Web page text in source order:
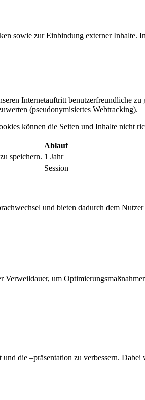
sowie zur Einbindung externer Inhalte.
Internetauftritt benutzerfreundliche
(pseudonymisiertes Webtracking).
können die Seiten und Inhalte nicht
Ablauf
speichern. 1 Jahr
Session
und bieten dadurch dem
um
die –präsentation zu verbessern.